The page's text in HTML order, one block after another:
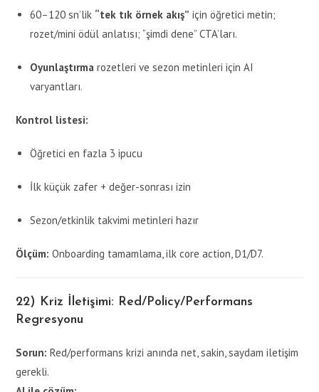
60–120 sn’lik “tek tık örnek akış” için öğretici metin;
rozet/mini ödül anlatısı; “şimdi dene” CTA’ları.
Oyunlaştırma rozetleri ve sezon metinleri için AI
varyantları.
Kontrol listesi:
Öğretici en fazla 3 ipucu
İlk küçük zafer + değer-sonrası izin
Sezon/etkinlik takvimi metinleri hazır
Ölçüm: Onboarding tamamlama, ilk core action, D1/D7.
22) Kriz İletişimi: Red/Policy/Performans
Regresyonu
Sorun: Red/performans krizi anında net, sakin, saydam iletişim
gerekli.